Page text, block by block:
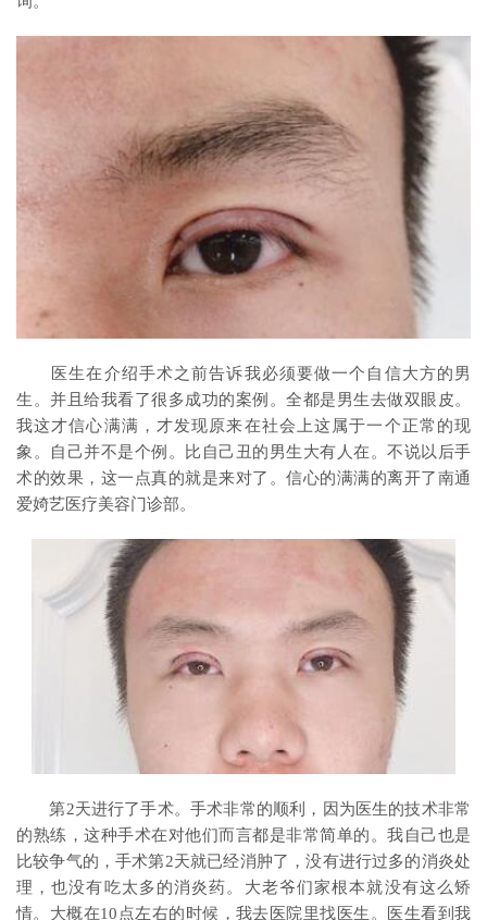
医生在介绍手术之前告诉我必须要做一个自信大方的男
生。并且给我看了很多成功的案例。全都是男生去做双眼皮。
我这才信心满满，才发现原来在社会上这属于一个正常的现
象。自己并不是个例。比自己丑的男生大有人在。不说以后手
术的效果，这一点真的就是来对了。信心的满满的离开了南通
爱婍艺医疗美容门诊部。
第2天进行了手术。手术非常的顺利，因为医生的技术非常
的熟练，这种手术在对他们而言都是非常简单的。我自己也是
比较争气的，手术第2天就已经消肿了，没有进行过多的消炎处
理，也没有吃太多的消炎药。大老爷们家根本就没有这么矫
情。大概在10点左右的时候，我去医院里找医生。医生看到我